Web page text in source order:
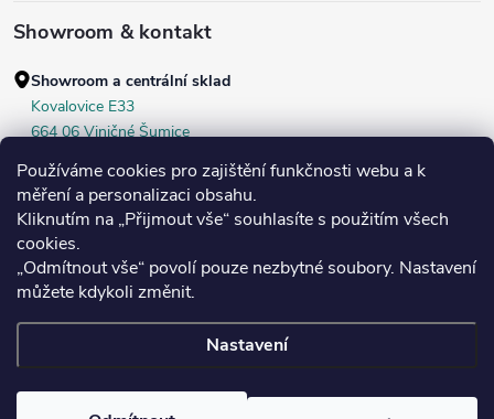
Používáme cookies pro zajištění funkčnosti webu a k
měření a personalizaci obsahu.
Kliknutím na „Přijmout vše“ souhlasíte s použitím všech
cookies.
„Odmítnout vše“ povolí pouze nezbytné soubory. Nastavení
můžete kdykoli změnit.
Nastavení
Showroom & kontakt
Showroom a centrální sklad
Kovalovice E33
664 06 Viničné Šumice
+420 604 536 499
Po–Pá:7:30–16:00
Středa:
Sobota:8:00–10:00
cookies